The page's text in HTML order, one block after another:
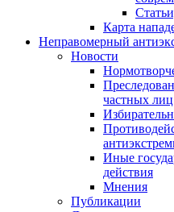
Карта
Неправомерный
Новости
частных лиц
Иные
действия
Мнения
Публикации